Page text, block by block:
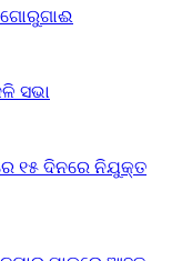
ଗୋରୁଗାଈ
ସଭା
୧୫ ଦିନରେ ନିଯୁକ୍ତ